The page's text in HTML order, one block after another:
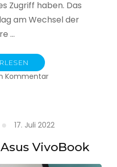
Zugriff haben. Das
am Wechsel der
…
Kommentarzu
Jahressicherung
17. Juli 2022
VivoBook